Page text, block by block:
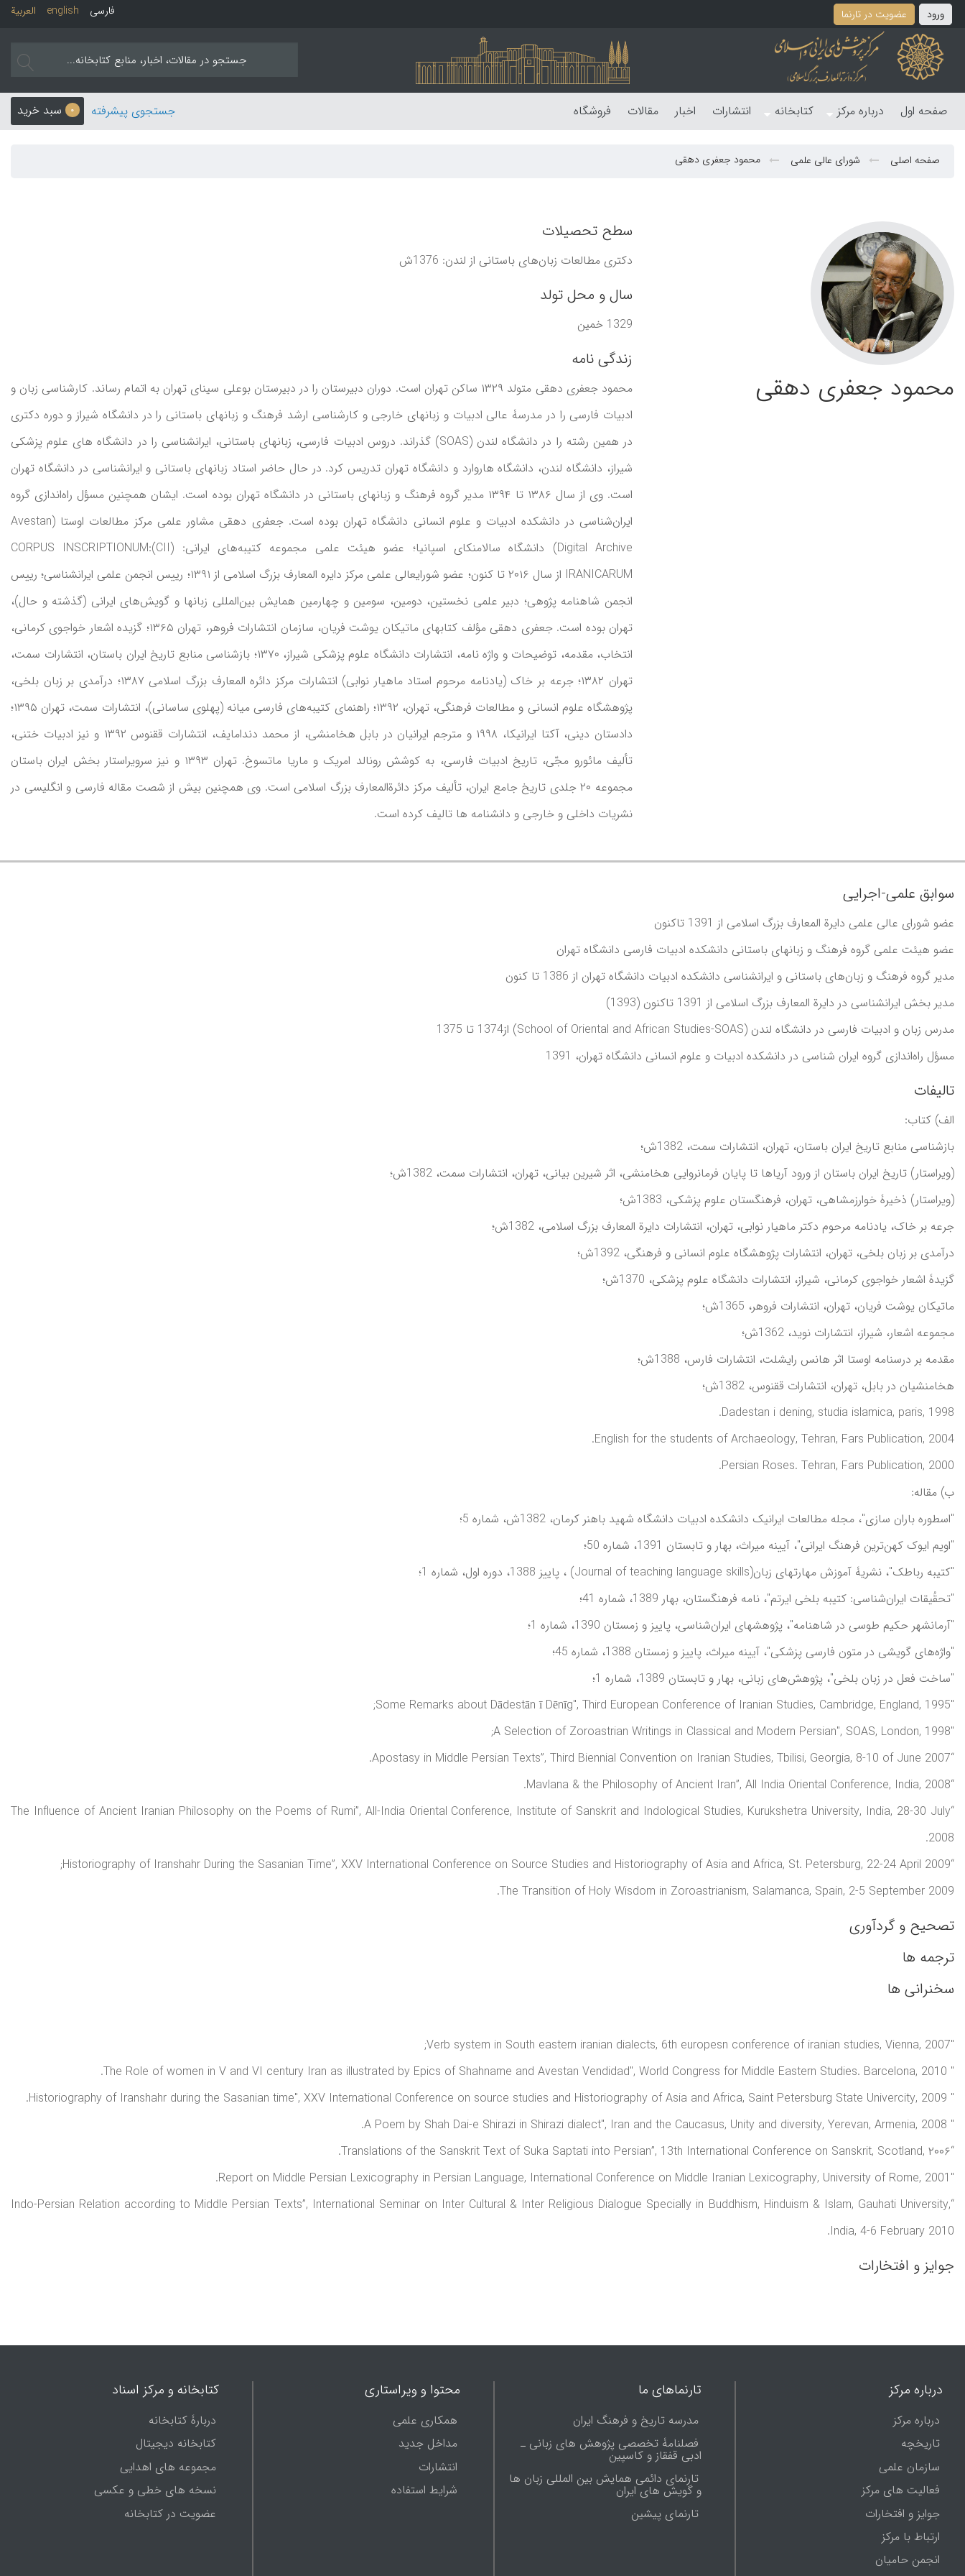
ورود عضویت در تارنما العربیة english فارسی
صفحه اول درباره مرکز کتابخانه انتشارات اخبار مقالات فروشگاه 0 سبد خرید جستجوی پیشرفته
صفحه اصلی شورای عالی علمی محمود جعفری دهقی
محمود جعفری دهقی
سطح تحصیلات
دکتری مطالعات زبان‌های باستانی از لندن: 1376ش
سال و محل تولد
1329 خمين
زندگی نامه
محمود جعفری دهقی متولد ۱۳۲۹ ساکن تهران است. دوران دبیرستان را در دبیرستان بوعلی سینای تهران به اتمام رساند. کارشناسی زبان و
ادبیات فارسی را در مدرسۀ عالی ادبیات و زبانهای خارجی و کارشناسی ارشد فرهنگ و زبانهای باستانی را در دانشگاه شیراز و دوره دکتری
در همین رشته را در دانشگاه لندن (SOAS) گذراند. دروس ادبیات فارسی، زبانهای باستانی، ایرانشناسی را در دانشگاه های علوم پزشکی
شیراز، دانشگاه لندن، دانشگاه هاروارد و دانشگاه تهران تدریس کرد. در حال حاضر استاد زبانهای باستانی و ایرانشناسی در دانشگاه تهران
است. وی از سال ۱۳۸۶ تا ۱۳۹۴ مدیر گروه فرهنگ و زبانهای باستانی در دانشگاه تهران بوده است. ایشان همچنین مسؤل راه‌اندازی گروه
ایران‌شناسی در دانشکده ادبیات و علوم انسانی دانشگاه تهران بوده است. جعفری دهقی مشاور علمی مرکز مطالعات اوستا (Avestan
Digital Archive) دانشگاه سالامنکای اسپانیا؛ عضو هیئت علمی مجموعه کتیبه‌های ایرانی: (CII):CORPUS INSCRIPTIONUM
IRANICARUM از سال ۲۰۱۶ تا کنون؛ عضو شورایعالی علمی مرکز دایره المعارف بزرگ اسلامی از ۱۳۹۱؛ رییس انجمن علمی ایرانشناسی؛ رییس
انجمن شاهنامه پژوهی؛ دبیر علمی نخستین، دومین، سومین و چهارمین همایش بین‌المللی زبانها و گویش‌های ایرانی (گذشته و حال)،
تهران بوده است. جعفری دهقی مؤلف کتابهای ماتیکان یوشت فریان، سازمان انتشارات فروهر، تهران ۱۳۶۵؛ گزیده اشعار خواجوی کرمانی،
انتخاب، مقدمه، توضیحات و واژه نامه، انتشارات دانشگاه علوم پزشکی شیراز، ۱۳۷۰؛ بازشناسی منابع تاریخ ایران باستان، انتشارات سمت،
تهران ۱۳۸۲؛ جرعه بر خاک (یادنامه مرحوم استاد ماهیار نوابی) انتشارات مرکز دائره المعارف بزرگ اسلامی ۱۳۸۷؛ درآمدی بر زبان بلخی،
پژوهشگاه علوم انسانی و مطالعات فرهنگی، تهران، ۱۳۹۲؛ راهنمای کتیبه‌های فارسی میانه (پهلوی ساسانی)، انتشارات سمت، تهران ۱۳۹۵؛
دادستان دینی، آکتا ایرانیکا، ۱۹۹۸ و مترجم ایرانیان در بابل هخامنشی، از محمد دندامایف، انتشارات ققنوس ۱۳۹۲ و نیز ادبیات ختنی،
تألیف مائورو مجّی، تاریخ ادبیات فارسی، به کوشش رونالد امریک و ماریا ماتسوخ. تهران ۱۳۹۳ و نیز سرویراستار بخش ایران باستان
مجموعه ۲۰ جلدی تاریخ جامع ایران، تألیف مرکز دائرةالمعارف بزرگ اسلامی است. وی همچنین بیش از شصت مقاله فارسی و انگلیسی در
نشریات داخلی و خارجی و دانشنامه ها تالیف کرده است.
سوابق علمی-اجرایی
عضو شورای عالی علمی دايرة المعارف بزرگ اسلامی از 1391 تاکنون
عضو هيئت علمی گروه فرهنگ و زبانهای باستانی دانشکده ادبيات فارسی دانشگاه تهران
مدیر گروه فرهنگ و زبان‌های باستانی و ایرانشناسی دانشکده ادبیات دانشگاه تهران از 1386 تا کنون
مدير بخش ايرانشناسی در دايرة المعارف بزرگ اسلامی از 1391 تاکنون (1393)
مدرس زبان و ادبیات فارسی در دانشگاه لندن (School of Oriental and African Studies-SOAS) از1374 تا 1375
مسؤل راه‌اندازی گروه ایران شناسی در دانشکده ادبیات و علوم انسانی دانشگاه تهران، 1391
تالیفات
الف) کتاب:
بازشناسی منابع تاريخ ايران باستان، تهران، انتشارات سمت، 1382ش؛
(ويراستار) تاريخ ايران باستان از ورود آرياها تا پايان فرمانروايی هخامنشی، اثر شيرين بيانی، تهران، انتشارات سمت، 1382ش؛
(ويراستار) ذخيرۀ خوارزمشاهی، تهران، فرهنگستان علوم پزشکی، 1383ش؛
جرعه بر خاک، يادنامه مرحوم دکتر ماهيار نوابی، تهران، انتشارات دايرة المعارف بزرگ اسلامی، 1382ش؛
درآمدی بر زبان بلخی، تهران، انتشارات پژوهشگاه علوم انسانی و فرهنگی، 1392ش؛
گزيدۀ اشعار خواجوی کرمانی، شيراز، انتشارات دانشگاه علوم پزشکی، 1370ش؛
ماتيکان يوشت فريان، تهران، انتشارات فروهر، 1365ش؛
مجموعه اشعار، شيراز، انتشارات نويد، 1362ش؛
مقدمه بر درسنامه اوستا اثر هانس رايشلت، انتشارات فارس، 1388ش؛
هخامنشيان در بابل، تهران، انتشارات ققنوس، 1382ش؛
Dadestan i dening, studia islamica, paris, 1998.
English for the students of Archaeology, Tehran, Fars Publication, 2004.
Persian Roses. Tehran, Fars Publication, 2000.
ب) مقاله:
"اسطوره باران سازی"، مجله مطالعات ايرانيک دانشکده ادبيات دانشگاه شهيد باهنر کرمان، 1382ش، شماره 5؛
"اويم ايوک کهن‌ترين فرهنگ ايرانی"، آيينه ميراث، بهار و تابستان 1391، شماره 50؛
"کتيبه رباطک"، نشريۀ آموزش مهارتهای زبان(Journal of teaching language skills) ، پاييز 1388، دوره اول، شماره 1؛
"تحقُيقات ايران‌شناسی: کتيبه بلخی ايرتم"، نامه فرهنگستان، بهار 1389، شماره 41؛
"آرمانشهر حکيم طوسی در شاهنامه"، پژوهشهای ايران‌شناسی، پاييز و زمستان 1390، شماره 1؛
"واژه‌های گويشی در متون فارسی پزشکی"، آيينه ميراث، پاييز و زمستان 1388، شماره 45؛
"ساخت فعل در زبان بلخی"، پژوهش‌های زبانی، بهار و تابستان 1389، شماره 1؛
"Some Remarks about Dādestān ī Dēnīg", Third European Conference of Iranian Studies, Cambridge, England, 1995;
"A Selection of Zoroastrian Writings in Classical and Modern Persian", SOAS, London, 1998;
“Apostasy in Middle Persian Texts”, Third Biennial Convention on Iranian Studies, Tbilisi, Georgia, 8-10 of June 2007.
“Mavlana & the Philosophy of Ancient Iran”, All India Oriental Conference, India, 2008.
“The Influence of Ancient Iranian Philosophy on the Poems of Rumi”, All-India Oriental Conference, Institute of Sanskrit and Indological Studies, Kurukshetra University, India, 28-30 July
2008.
“Historiography of Iranshahr During the Sasanian Time”, XXV International Conference on Source Studies and Historiography of Asia and Africa, St. Petersburg, 22-24 April 2009;
The Transition of Holy Wisdom in Zoroastrianism, Salamanca, Spain, 2-5 September 2009.
تصحیح و گردآوری
ترجمه ها
سخنرانی ها
"Verb system in South eastern iranian dialects, 6th europesn conference of iranian studies, Vienna, 2007;
" The Role of women in V and VI century Iran as illustrated by Epics of Shahname and Avestan Vendidad", World Congress for Middle Eastern Studies. Barcelona, 2010.
" Historiography of Iranshahr during the Sasanian time", XXV International Conference on source studies and Historiography of Asia and Africa, Saint Petersburg State Univercity, 2009.
" A Poem by Shah Dai-e Shirazi in Shirazi dialect", Iran and the Caucasus, Unity and diversity, Yerevan, Armenia, 2008.
“Translations of the Sanskrit Text of Suka Saptati into Persian”, 13th International Conference on Sanskrit, Scotland, ۲۰۰۶.
"Report on Middle Persian Lexicography in Persian Language, International Conference on Middle Iranian Lexicography, University of Rome, 2001.
“Indo-Persian Relation according to Middle Persian Texts”, International Seminar on Inter Cultural & Inter Religious Dialogue Specially in Buddhism, Hinduism & Islam, Gauhati University,
India, 4-6 February 2010.
جوایز و افتخارات
درباره مرکز
درباره مرکز
تاریخچه
سازمان علمی
فعالیت های مرکز
جوایز و افتخارات
ارتباط با مرکز
انجمن حامیان
تارنماهای ما
مدرسه تاریخ و فرهنگ ایران
فصلنامۀ تخصصی پژوهش های زبانی ـ
ادبی قفقاز و کاسپین
تارنمای دائمی همایش بین المللی زبان ها
و گویش های ایران
تارنماى پيشين
محتوا و ویراستاری
همکاری علمی
مداخل جدید
انتشارات
شرایط استفاده
کتابخانه و مرکز اسناد
دربارۀ کتابخانه
کتابخانه دیجیتال
مجموعه های اهدایی
نسخه های خطی و عکسی
عضویت در کتابخانه